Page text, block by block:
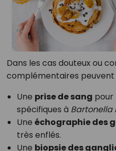
Dans les cas douteux ou
complémentaires peuvent
Une prise de sang pour
spécifiques à Bartonella
Une échographie des
très enflés.
Une biopsie des